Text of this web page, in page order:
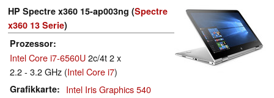
HP Spectre x360 15-ap003ng (Spectre
x360 13 Serie)
Prozessor
Intel Core i7-6560U2c/4t 2 x
2.2 - 3.2 GHz (Intel Core i7)
Grafikkarte Intel Iris Graphics 540